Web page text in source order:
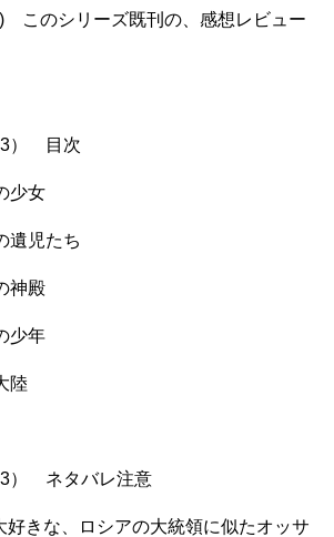
このシリーズ既刊の、感想レビュー
） 目次
少女
遺児たち
神殿
少年
陸
） ネタバレ注意
好きな、ロシアの大統領に似たオッサ